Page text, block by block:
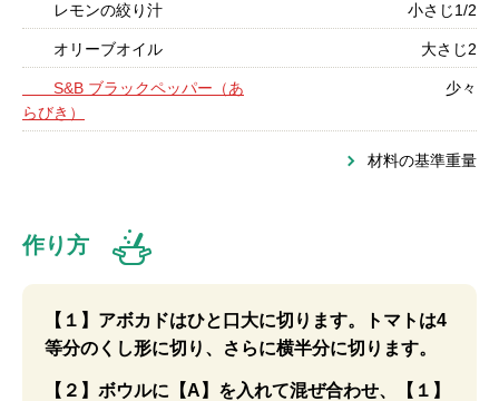
レモンの絞り汁 小さじ1/2
オリーブオイル 大さじ2
S&B ブラックペッパー（あ
らびき）
少々
材料の基準重量
作り方
【１】アボカドはひと口大に切ります。トマトは4
等分のくし形に切り、さらに横半分に切ります。
【２】ボウルに【A】を入れて混ぜ合わせ、【１】